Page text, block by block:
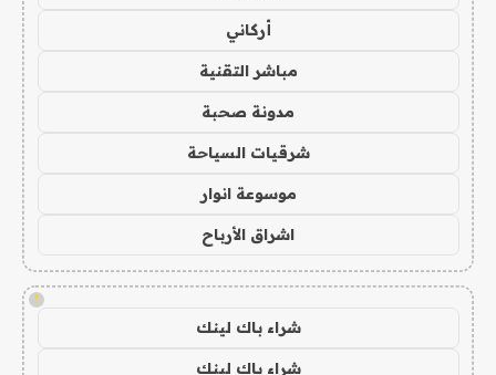
أركاني
مباشر التقنية
مدونة صحبة
شرقيات السياحة
موسوعة انوار
اشراق الأرباح
!
شراء باك لينك
شراء باك لينك